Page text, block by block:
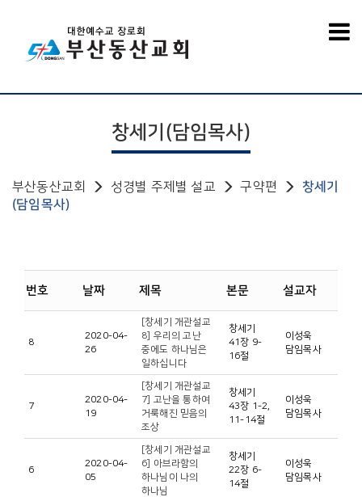
창세기(담임목사)
부산동산교회 성경별 주제별 설교 구약편
창세기
(담임목사)
번호 날짜 제목 본문 설교자
8
2020-04-
26
[창세기 개관설교
8] 우리의 고난
중에도 하나님은
일하십니다
창세기
41장 9-
16절
이성욱
담임목사
7
2020-04-
19
[창세기 개관설교
7] 고난을 통하여
거룩해진 믿음의
조상
창세기
43장 1-2,
11-14절
이성욱
담임목사
6
2020-04-
05
[창세기 개관설교
6] 아브라함의
하나님이 나의
하나님
창세기
22장 6-
14절
이성욱
담임목사